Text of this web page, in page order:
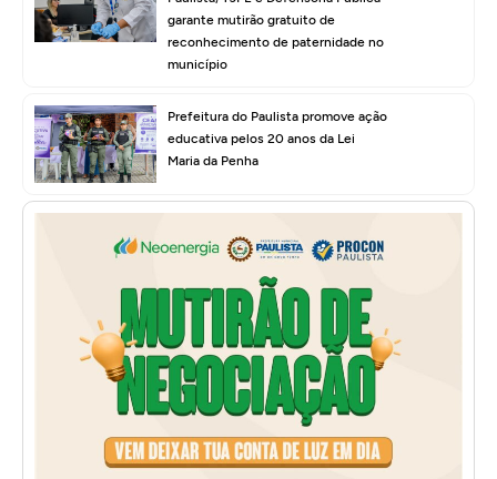
garante mutirão gratuito de
reconhecimento de paternidade no
município
Prefeitura do Paulista promove ação
educativa pelos 20 anos da Lei
Maria da Penha